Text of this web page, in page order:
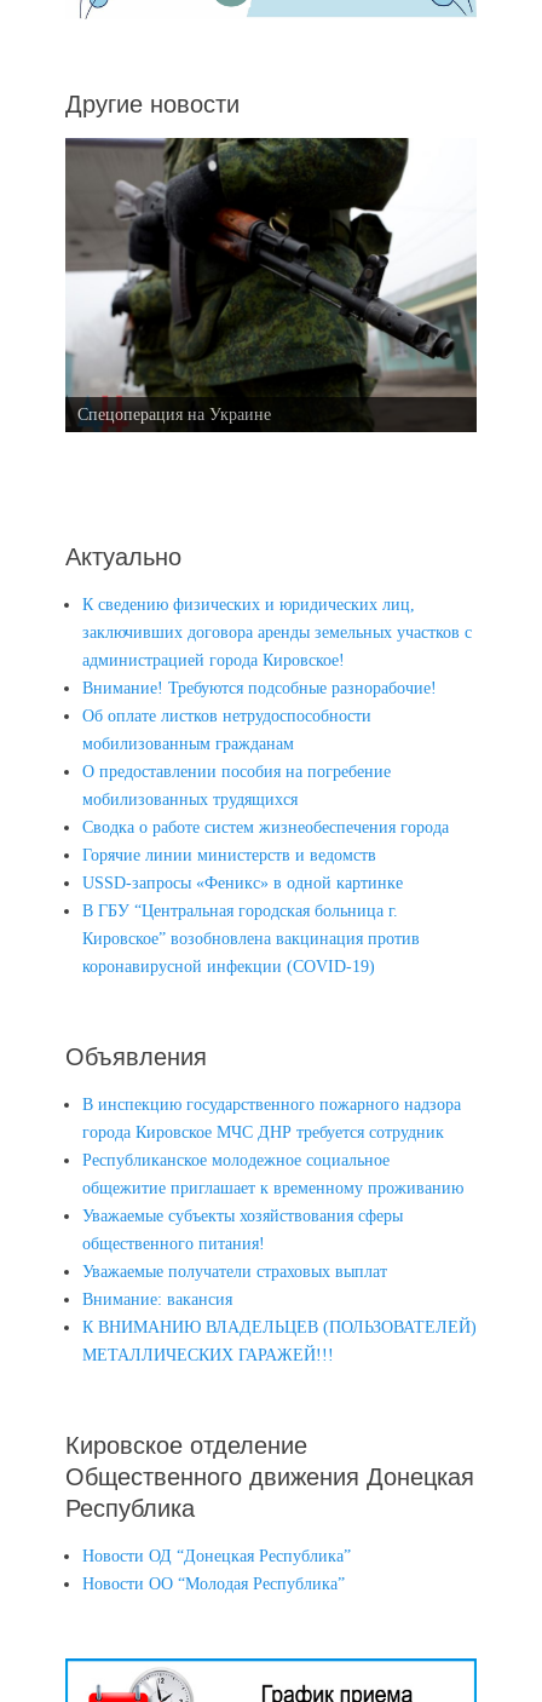
Другие новости
Спецоперация на Украине
Актуально
К сведению физических и юридических лиц,
заключивших договора аренды земельных участков с
администрацией города Кировское!
Внимание! Требуются подсобные разнорабочие!
Об оплате листков нетрудоспособности
мобилизованным гражданам
О предоставлении пособия на погребение
мобилизованных трудящихся
Сводка о работе систем жизнеобеспечения города
Горячие линии министерств и ведомств
USSD-запросы «Феникс» в одной картинке
В ГБУ “Центральная городская больница г.
Кировское” возобновлена вакцинация против
коронавирусной инфекции (COVID-19)
Объявления
В инспекцию государственного пожарного надзора
города Кировское МЧС ДНР требуется сотрудник
Республиканское молодежное социальное
общежитие приглашает к временному проживанию
Уважаемые субъекты хозяйствования сферы
общественного питания!
Уважаемые получатели страховых выплат
Внимание: вакансия
К ВНИМАНИЮ ВЛАДЕЛЬЦЕВ (ПОЛЬЗОВАТЕЛЕЙ)
МЕТАЛЛИЧЕСКИХ ГАРАЖЕЙ!!!
Кировское отделение
Общественного движения Донецкая
Республика
Новости ОД “Донецкая Республика”
Новости ОО “Молодая Республика”